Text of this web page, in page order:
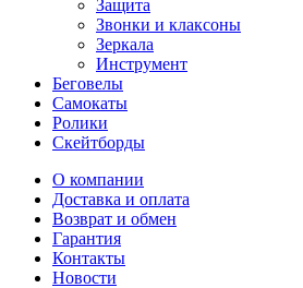
Защита
Звонки и клаксоны
Зеркала
Инструмент
Беговелы
Самокаты
Ролики
Скейтборды
О компании
Доставка и оплата
Возврат и обмен
Гарантия
Контакты
Новости